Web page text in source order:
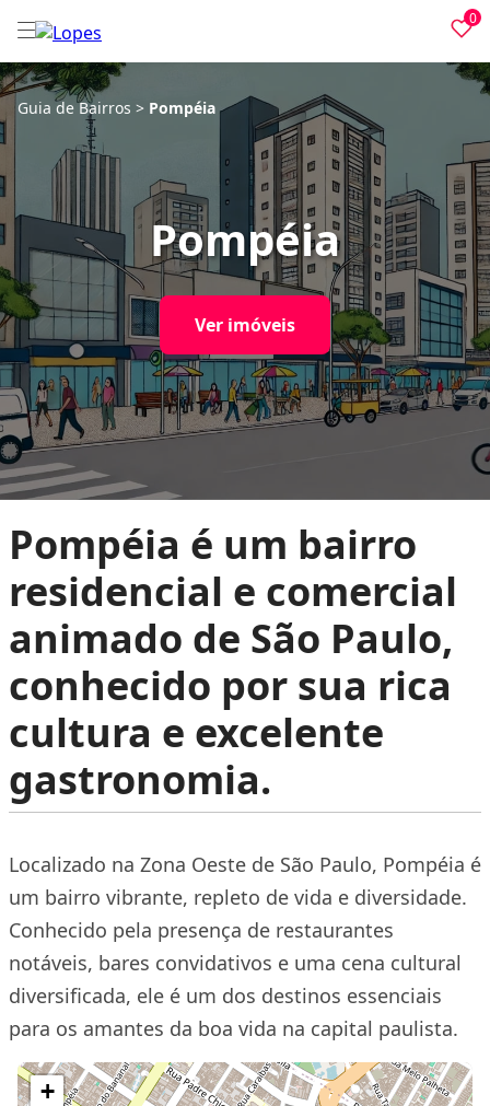
0
Guia de Bairros > Pompéia
Pompéia
Ver imóveis
Pompéia é um bairro
residencial e comercial
animado de São Paulo,
conhecido por sua rica
cultura e excelente
gastronomia.
Localizado na Zona Oeste de São Paulo, Pompéia é
um bairro vibrante, repleto de vida e diversidade.
Conhecido pela presença de restaurantes
notáveis, bares convidativos e uma cena cultural
diversificada, ele é um dos destinos essenciais
para os amantes da boa vida na capital paulista.
+